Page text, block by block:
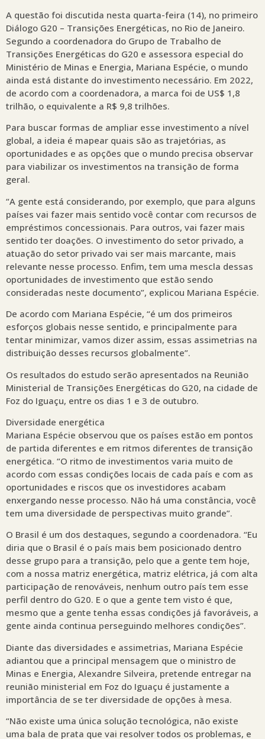
A questão foi discutida nesta quarta-feira (14), no primeiro
Diálogo G20 – Transições Energéticas, no Rio de Janeiro.
Segundo a coordenadora do Grupo de Trabalho de
Transições Energéticas do G20 e assessora especial do
Ministério de Minas e Energia, Mariana Espécie, o mundo
ainda está distante do investimento necessário. Em 2022,
de acordo com a coordenadora, a marca foi de US$ 1,8
trilhão, o equivalente a R$ 9,8 trilhões.
Para buscar formas de ampliar esse investimento a nível
global, a ideia é mapear quais são as trajetórias, as
oportunidades e as opções que o mundo precisa observar
para viabilizar os investimentos na transição de forma
geral.
“A gente está considerando, por exemplo, que para alguns
países vai fazer mais sentido você contar com recursos de
empréstimos concessionais. Para outros, vai fazer mais
sentido ter doações. O investimento do setor privado, a
atuação do setor privado vai ser mais marcante, mais
relevante nesse processo. Enfim, tem uma mescla dessas
oportunidades de investimento que estão sendo
consideradas neste documento”, explicou Mariana Espécie.
De acordo com Mariana Espécie, “é um dos primeiros
esforços globais nesse sentido, e principalmente para
tentar minimizar, vamos dizer assim, essas assimetrias na
distribuição desses recursos globalmente”.
Os resultados do estudo serão apresentados na Reunião
Ministerial de Transições Energéticas do G20, na cidade de
Foz do Iguaçu, entre os dias 1 e 3 de outubro.
Diversidade energética
Mariana Espécie observou que os países estão em pontos
de partida diferentes e em ritmos diferentes de transição
energética. “O ritmo de investimentos varia muito de
acordo com essas condições locais de cada país e com as
oportunidades e riscos que os investidores acabam
enxergando nesse processo. Não há uma constância, você
tem uma diversidade de perspectivas muito grande”.
O Brasil é um dos destaques, segundo a coordenadora. “Eu
diria que o Brasil é o país mais bem posicionado dentro
desse grupo para a transição, pelo que a gente tem hoje,
com a nossa matriz energética, matriz elétrica, já com alta
participação de renováveis, nenhum outro país tem esse
perfil dentro do G20. E o que a gente tem visto é que,
mesmo que a gente tenha essas condições já favoráveis, a
gente ainda continua perseguindo melhores condições”.
Diante das diversidades e assimetrias, Mariana Espécie
adiantou que a principal mensagem que o ministro de
Minas e Energia, Alexandre Silveira, pretende entregar na
reunião ministerial em Foz do Iguaçu é justamente a
importância de se ter diversidade de opções à mesa.
“Não existe uma única solução tecnológica, não existe
uma bala de prata que vai resolver todos os problemas, e